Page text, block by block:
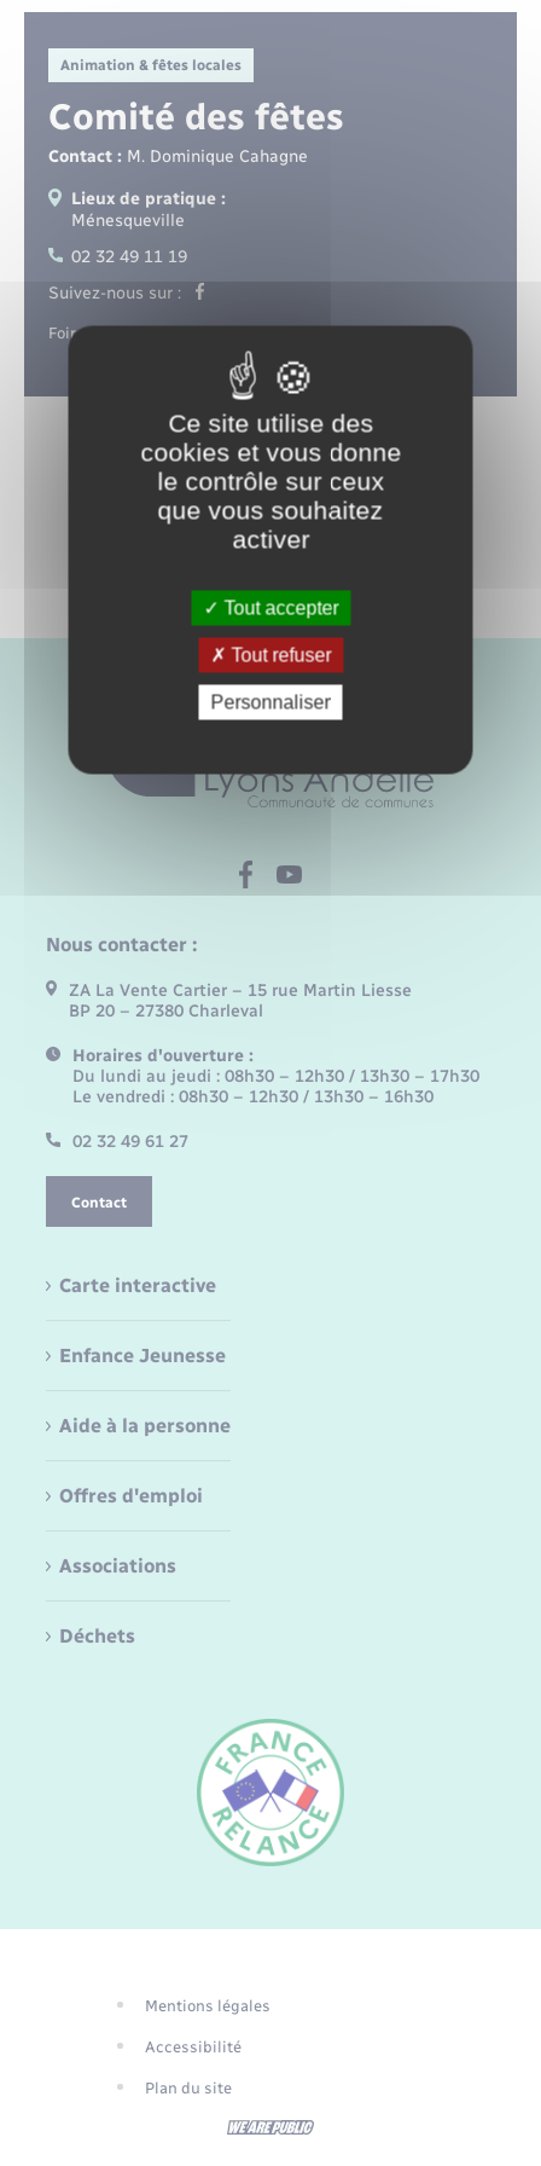
Traduction du
Santé - Social
Rénovation de l’habitat
Urbanisme
Animation & fêtes locales
Comité des fêtes
Contact : M. Dominique Cahagne
Lieux de pratique :
Ménesqueville
02 32 49 11 19
Suivez-nous sur :
Foires à tout et lotos.
Nous contacter :
ZA La Vente Cartier – 15 rue Martin Liesse
BP 20 – 27380 Charleval
Horaires d'ouverture :
Du lundi au jeudi : 08h30 – 12h30 / 13h30 – 17h30
Le vendredi : 08h30 – 12h30 / 13h30 – 16h30
02 32 49 61 27
Contact
Carte interactive
Enfance Jeunesse
Aide à la personne
Offres d'emploi
Associations
Déchets
Mentions légales
Accessibilité
Plan du site
Ce site utilise des
cookies et vous donne
le contrôle sur ceux
que vous souhaitez
activer
Tout accepter
Tout refuser
Personnaliser